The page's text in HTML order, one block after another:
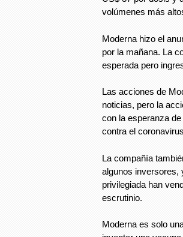
volúmenes más
Moderna hizo el
por la mañana. La
esperada pero
Las acciones de
noticias, pero la
con la esperanza
contra el
La compañía
algunos inversores,
privilegiada han
escrutinio.
Moderna es solo